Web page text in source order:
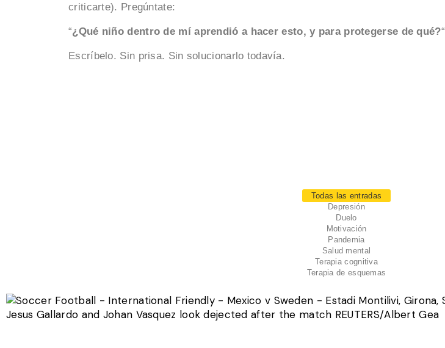
criticarte). Pregúntate:
“¿Qué niño dentro de mí aprendió a hacer esto, y para protegerse de qué?“
Escríbelo. Sin prisa. Sin solucionarlo todavía.
Todas las entradas
Depresión
Duelo
Motivación
Pandemia
Salud mental
Terapia cognitiva
Terapia de esquemas